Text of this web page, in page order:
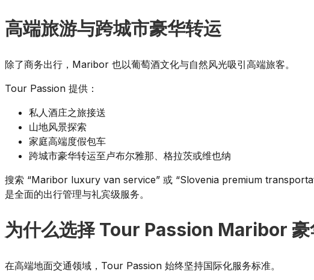
高端旅游与跨城市豪华转运
除了商务出行，Maribor 也以葡萄酒文化与自然风光吸引高端旅客。
Tour Passion 提供：
私人酒庄之旅接送
山地风景探索
家庭高端度假包车
跨城市豪华转运至卢布尔雅那、格拉茨或维也纳
搜索 “Maribor luxury van service” 或 “Slovenia premium
是全面的出行管理与礼宾级服务。
为什么选择 Tour Passion Maribor 豪
在高端地面交通领域，Tour Passion 始终坚持国际化服务标准。